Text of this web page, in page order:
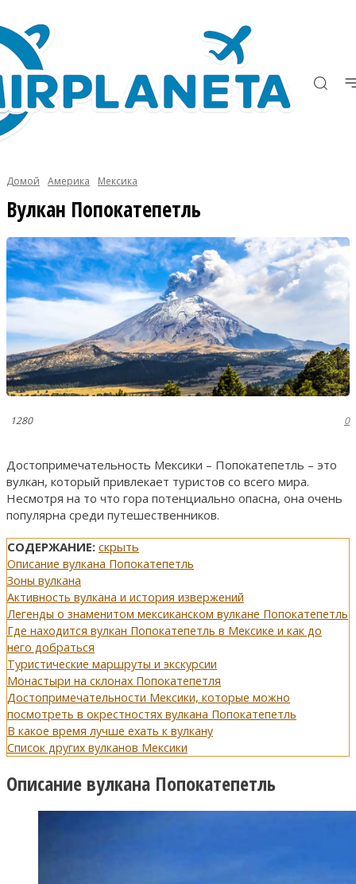
Домой Америка Мексика
Вулкан Попокатепетль
1280 0
Достопримечательность Мексики – Попокатепетль – это
вулкан, который привлекает туристов со всего мира.
Несмотря на то что гора потенциально опасна, она очень
популярна среди путешественников.
СОДЕРЖАНИЕ: скрыть
Описание вулкана Попокатепетль
Зоны вулкана
Активность вулкана и история извержений
Легенды о знаменитом мексиканском вулкане Попокатепетль
Где находится вулкан Попокатепетль в Мексике и как до
него добраться
Туристические маршруты и экскурсии
Монастыри на склонах Попокатепетля
Достопримечательности Мексики, которые можно
посмотреть в окрестностях вулкана Попокатепетль
В какое время лучше ехать к вулкану
Список других вулканов Мексики
Описание вулкана Попокатепетль